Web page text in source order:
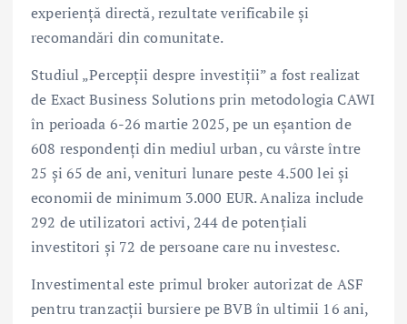
experiență directă, rezultate verificabile și
recomandări din comunitate.
Studiul „Percepții despre investiții” a fost realizat
de Exact Business Solutions prin metodologia CAWI
în perioada 6-26 martie 2025, pe un eșantion de
608 respondenți din mediul urban, cu vârste între
25 și 65 de ani, venituri lunare peste 4.500 lei și
economii de minimum 3.000 EUR. Analiza include
292 de utilizatori activi, 244 de potențiali
investitori și 72 de persoane care nu investesc.
Investimental este primul broker autorizat de ASF
pentru tranzacții bursiere pe BVB în ultimii 16 ani,